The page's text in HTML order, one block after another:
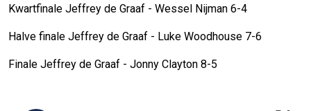
Kwartfinale Jeffrey de Graaf - Wessel Nijman 6-4
Halve finale Jeffrey de Graaf - Luke Woodhouse 7-6
Finale Jeffrey de Graaf - Jonny Clayton 8-5